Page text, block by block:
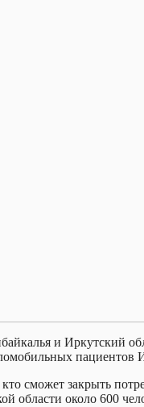
и Иркутский
пациентов
сможет закрыть
области около 600